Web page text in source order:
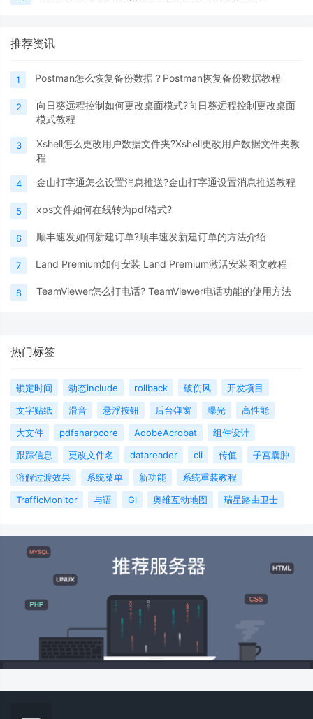
推荐资讯
1 Postman怎么恢复备份数据？Postman恢复备份数据教程
2
向日葵远程控制如何更改桌面模式?向日葵远程控制更改桌面
模式教程
3
Xshell怎么更改用户数据文件夹?Xshell更改用户数据文件夹教
程
4 金山打字通怎么设置消息推送?金山打字通设置消息推送教程
5 xps文件如何在线转为pdf格式?
6 顺丰速发如何新建订单?顺丰速发新建订单的方法介绍
7 Land Premium如何安装 Land Premium激活安装图文教程
8 TeamViewer怎么打电话? TeamViewer电话功能的使用方法
热门标签
锁定时间 动态include rollback 破伤风
开发项目
文字贴纸
滑音 悬浮按钮 后台弹窗 曝光
高性能
大文件
pdfsharpcore AdobeAcrobat
组件设计
跟踪信息
更改文件名 datareader cli 传值
子宫囊肿
溶解过渡效果
系统菜单 新功能
系统重装教程
TrafficMonitor
与语 Gl 奥维互动地图 瑞星路由卫士